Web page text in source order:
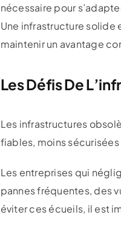
nécessaire pour
Une infrastructure solide
maintenir un avantage
Les Défis De
Les infrastructures
fiables, moins
Les entreprises qui
pannes fréquentes, des
éviter ces écueils, il est